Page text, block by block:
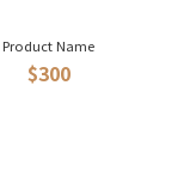
Product Name
$300